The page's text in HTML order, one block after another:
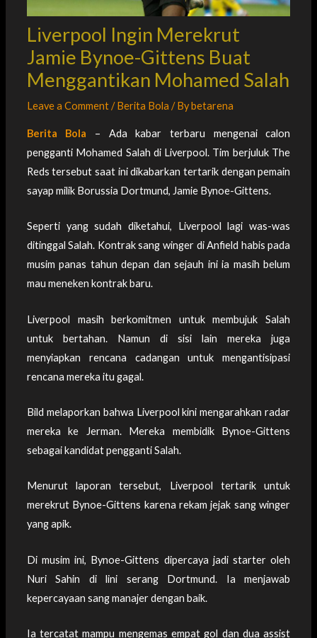
Liverpool Ingin Merekrut
Jamie Bynoe-Gittens Buat
Menggantikan Mohamed Salah
Leave a Comment/Berita Bola / Bybetarena
Berita Bola – Ada kabar terbaru mengenai calon
pengganti Mohamed Salah di Liverpool. Tim berjuluk The
Reds tersebut saat ini dikabarkan tertarik dengan pemain
sayap milik Borussia Dortmund, Jamie Bynoe-Gittens.
Seperti yang sudah diketahui, Liverpool lagi was-was
ditinggal Salah. Kontrak sang winger di Anfield habis pada
musim panas tahun depan dan sejauh ini ia masih belum
mau meneken kontrak baru.
Liverpool masih berkomitmen untuk membujuk Salah
untuk bertahan. Namun di sisi lain mereka juga
menyiapkan rencana cadangan untuk mengantisipasi
rencana mereka itu gagal.
Bild melaporkan bahwa Liverpool kini mengarahkan radar
mereka ke Jerman. Mereka membidik Bynoe-Gittens
sebagai kandidat pengganti Salah.
Menurut laporan tersebut, Liverpool tertarik untuk
merekrut Bynoe-Gittens karena rekam jejak sang winger
yang apik.
Di musim ini, Bynoe-Gittens dipercaya jadi starter oleh
Nuri Sahin di lini serang Dortmund. Ia menjawab
kepercayaan sang manajer dengan baik.
Ia tercatat mampu mengemas empat gol dan dua assist